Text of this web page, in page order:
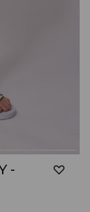
-